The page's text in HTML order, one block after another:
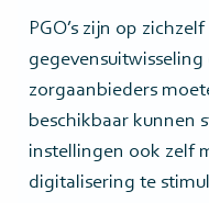
PGO’s zijn op
zorgaanbieders
beschikbaar kunnen
instellingen ook zelf
digitalisering te